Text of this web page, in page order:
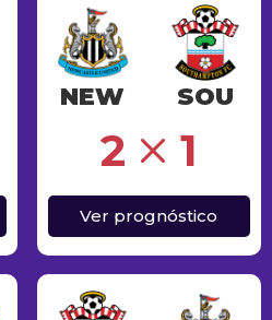
NEW SOU
2 1
Ver prognóstico